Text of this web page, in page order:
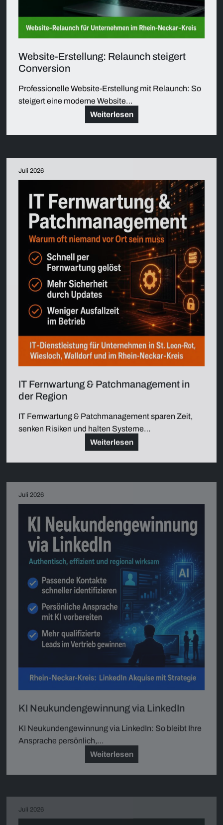
Website-Erstellung: Relaunch steigert
Conversion
Professionelle Website-Erstellung mit Relaunch: So
steigert eine moderne Website…
Weiterlesen
Juli 2026
IT Fernwartung & Patchmanagement in
der Region
IT Fernwartung & Patchmanagement sparen Zeit,
senken Risiken und halten Systeme…
Weiterlesen
KI Neukundengewinnung via LinkedIn
KI Neukundengewinnung via LinkedIn: So bleibt Ihre
Ansprache persönlich,…
Weiterlesen
Juli 2026